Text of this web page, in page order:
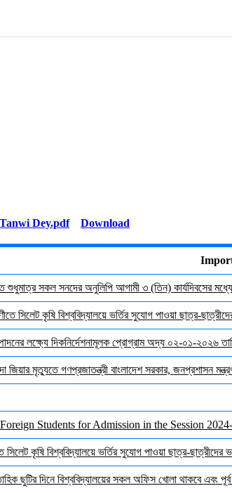
Download
শুধুমাত্র সকল সনদের অনুলিপি আগামী ৩ (তিন) কার্যদিবসের
সিলেট কৃষি বিশ্ববিদ্যালয়ে ভর্তির সুযোগ পাওয়া ছাত্র-
লক্ষ্যে দিকনির্দেশনামূলক প্রোগ্রাম অদ্য ০২-০১-২০২৬
জিয়ার মৃত্যুতে গণপ্রজাতন্ত্রী বাংলাদেশ সরকার,
Students for Admission in the Session
কৃষি বিশ্ববিদ্যালয়ে ভর্তির সুযোগ পাওয়া ছাত্র-ছাত্রীদের
দিনে বিশ্ববিদ্যালয়ের সকল অফিস খোলা থাকবে এবং পূর্ব